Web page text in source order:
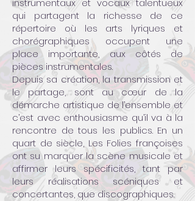
instrumentaux et vocaux talentueux
qui partagent la richesse de ce
répertoire où les arts lyriques et
chorégraphiques occupent une
place importante, aux côtés de
pièces instrumentales.
Depuis sa création, la transmission et
le partage, sont au cœur de la
démarche artistique de l’ensemble et
c’est avec enthousiasme qu’il va à la
rencontre de tous les publics. En un
quart de siècle, Les Folies françoises
ont su marquer la scène musicale et
affirmer leurs spécificités, tant par
leurs réalisations scéniques et
concertantes, que discographiques.